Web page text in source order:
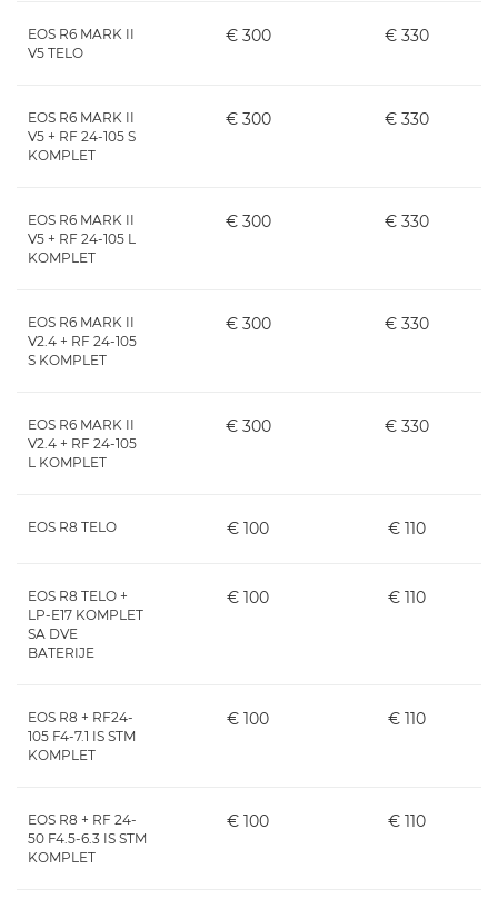
EOS R6 MARK II
V5 TELO
€ 300 € 330
EOS R6 MARK II
V5 + RF 24-105 S
KOMPLET
€ 300 € 330
EOS R6 MARK II
V5 + RF 24-105 L
KOMPLET
€ 300 € 330
EOS R6 MARK II
V2.4 + RF 24-105
S KOMPLET
€ 300 € 330
EOS R6 MARK II
V2.4 + RF 24-105
L KOMPLET
€ 300 € 330
EOS R8 TELO € 100 € 110
EOS R8 TELO +
LP-E17 KOMPLET
SA DVE
BATERIJE
€ 100 € 110
EOS R8 + RF24-
105 F4-7.1 IS STM
KOMPLET
€ 100 € 110
EOS R8 + RF 24-
50 F4.5-6.3 IS STM
KOMPLET
€ 100 € 110